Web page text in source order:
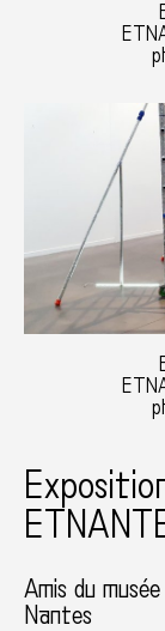
Amis du
Nantes